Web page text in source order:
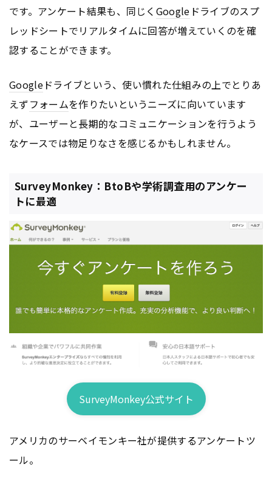
です。アンケート結果も、同じく Google ドライブのスプ
レッドシートでリアルタイムに回答が増えていくのを確
認することができます。
Googleドライブという、使い慣れた仕組みの上でとりあ
えずフォームを作りたいというニーズに向いています
が、ユーザーと長期的なコミュニケーションを行うよう
なケースでは物足りなさを感じるかもしれません。
SurveyMonkey：BtoBや学術調査用のアンケー
トに最適
SurveyMonkey公式サイト
アメリカのサーベイモンキー社が提供するアンケートツ
ール。